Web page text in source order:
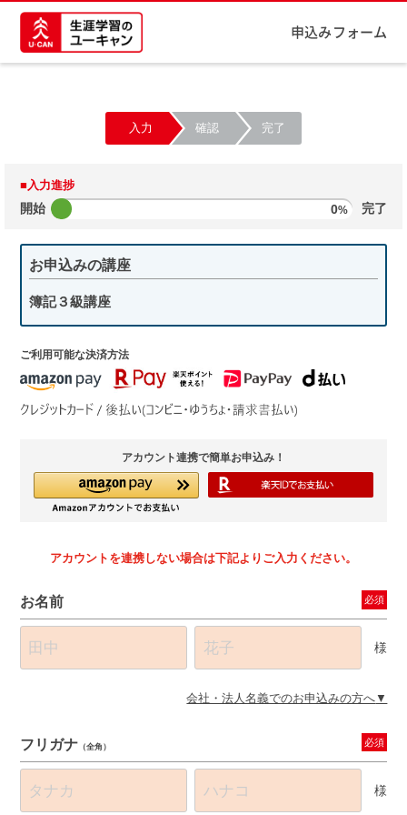
申込みフォーム
入力 確認 完了
■入力進捗
開始 0% 完了
ご利用可能な決済方法
アカウント連携で簡単お申込み！
アカウントを連携しない場合は下記よりご入力ください。
お申込みの講座
簿記３級講座
お名前 必須
様
会社・法人名義でのお申込みの方へ
フリガナ （全角） 必須
様